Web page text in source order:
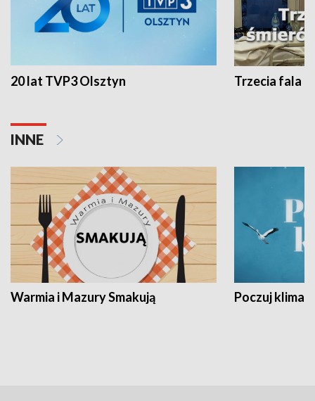
20 lat TVP3 Olsztyn Trzecia fala -
INNE
Warmia i Mazury Smakują Poczuj klimat